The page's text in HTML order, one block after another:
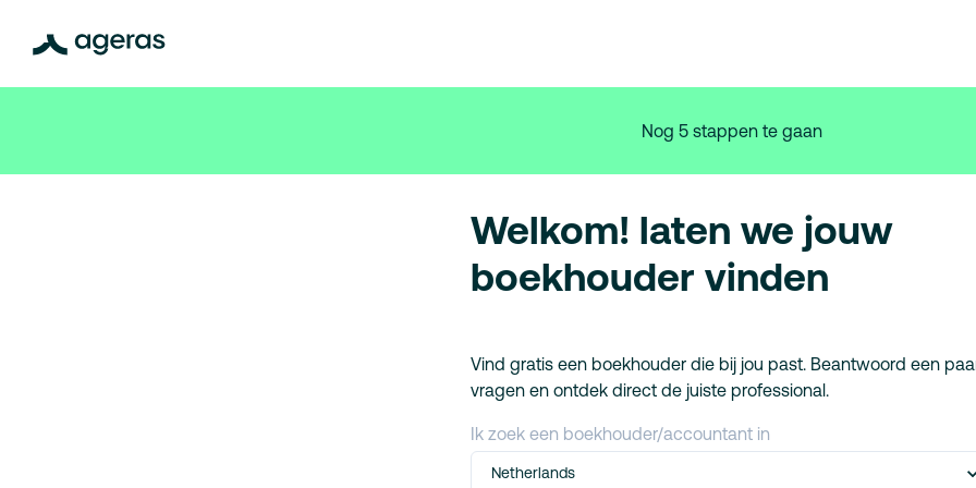
Nog 5 stappen te gaan
Welkom! laten we jouw
boekhouder vinden
Vind gratis een boekhouder die bij jou past. Beantwoord een
vragen en ontdek direct de juiste professional.
Ik zoek een boekhouder/accountant in
Netherlands